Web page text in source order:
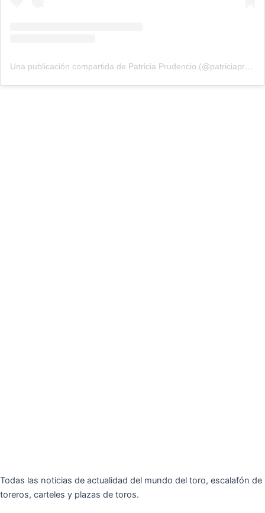
Una publicación compartida de Patricia Prudencio (@patriciaprudencio98)
Todas las noticias de actualidad del mundo del toro, escalafón de
toreros, carteles y plazas de toros.